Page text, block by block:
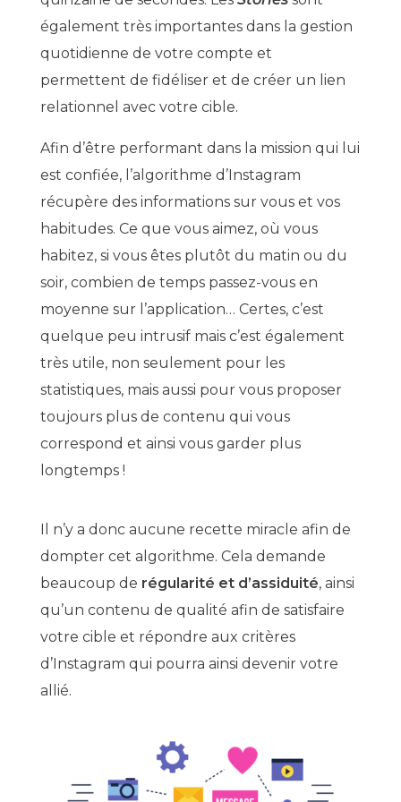
également très importantes dans la gestion
quotidienne de votre compte et
permettent de fidéliser et de créer un lien
relationnel avec votre cible.
Afin d’être performant dans la mission qui lui
est confiée, l’algorithme d’Instagram
récupère des informations sur vous et vos
habitudes. Ce que vous aimez, où vous
habitez, si vous êtes plutôt du matin ou du
soir, combien de temps passez-vous en
moyenne sur l’application… Certes, c’est
quelque peu intrusif mais c’est également
très utile, non seulement pour les
statistiques, mais aussi pour vous proposer
toujours plus de contenu qui vous
correspond et ainsi vous garder plus
longtemps !
Il n’y a donc aucune recette miracle afin de
dompter cet algorithme. Cela demande
beaucoup de régularité et d’assiduité, ainsi
qu’un contenu de qualité afin de satisfaire
votre cible et répondre aux critères
d’Instagram qui pourra ainsi devenir votre
allié.